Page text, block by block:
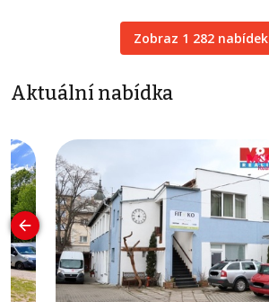
Zobraz 1 282 nabídek
Aktuální nabídka